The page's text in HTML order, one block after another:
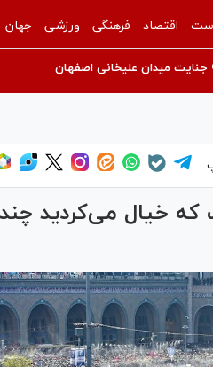
اقتصاد فرهنگی ورزشی جهان
جنایت میدان علیخانی اصفهان
که خیال می‌کردید چند